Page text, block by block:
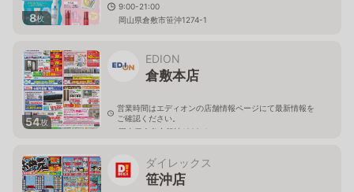
8枚
9:00-21:00
岡山県倉敷市笹沖1274-1
54枚
EDION
倉敷本店
営業時間はエディオンの店舗情報ページにて最新情報を
ご確認ください。
岡山県倉敷市笹沖1209-1
ダイレックス
笹沖店